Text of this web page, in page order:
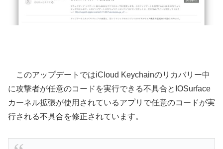
このアップデートではiCloud Keychainのリカバリー中
に攻撃者が任意のコードを実行できる不具合とIOSurface
カーネル拡張が使用されているアプリで任意のコードが実
行される不具合を修正されています。